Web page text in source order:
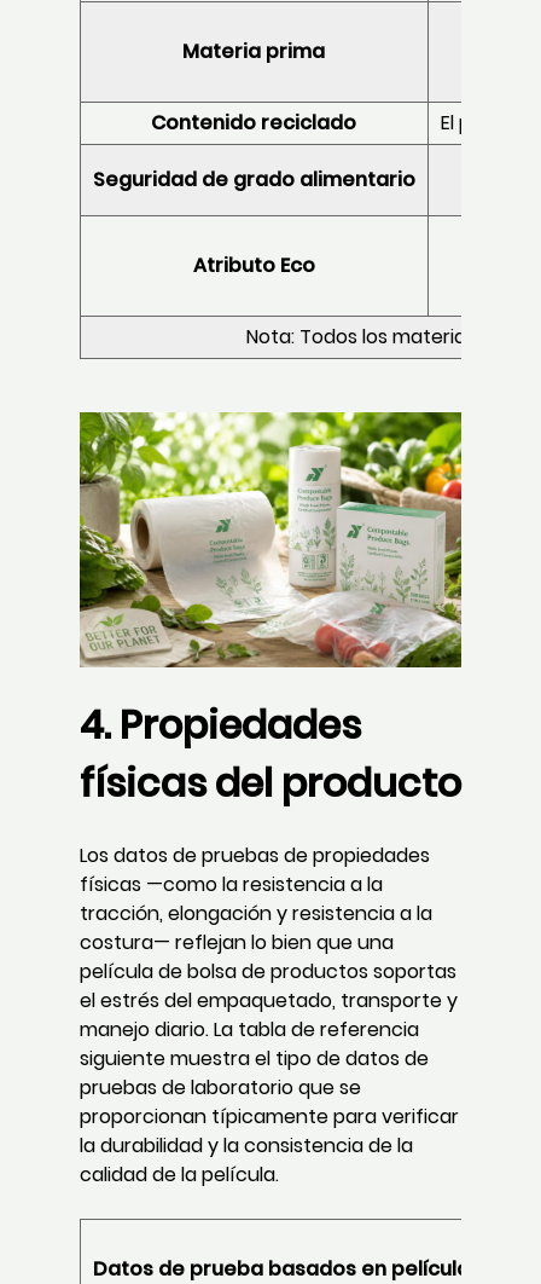
Materia prima
Contenido reciclado El
Seguridad de grado alimentario
Atributo Eco
Nota: Todos los materiales de
4. Propiedades
físicas del producto
Los datos de pruebas de propiedades
físicas —como la resistencia a la
tracción, elongación y resistencia a la
costura— reflejan lo bien que una
película de bolsa de productos soportas
el estrés del empaquetado, transporte y
manejo diario. La tabla de referencia
siguiente muestra el tipo de datos de
pruebas de laboratorio que se
proporcionan típicamente para verificar
la durabilidad y la consistencia de la
calidad de la película.
Datos de prueba basados en película